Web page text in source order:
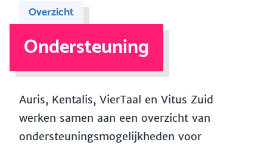
Overzicht
Ondersteuning
Auris, Kentalis, VierTaal en Vitus Zuid
werken samen aan een overzicht van
ondersteuningsmogelijkheden voor